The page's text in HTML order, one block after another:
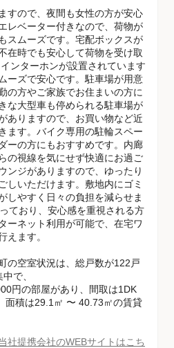
すので、夜間も女性の方が安心
レベーター付きなので、荷物が
スムーズです。宅配ボックスが
在時でも安心して荷物を受け取
ンターホンが設置されています
ーズで安心です。駐車場が用意
の方やご家族でお住まいの方に
な大型車も停められる駐車場が
ありますので、お買い物など近
ます。バイク専用の駐輪スペー
ーの方にもおすすめです。内廊
の視線を気にせず快適にお過ご
ンジがありますので、ゆったり
しいただけます。敷地内にゴミ
しやすく日々の負担を減らせま
ており、安心感を重視される方
ーネット利用が可能で、在宅ワ
えます。
の空室状況は、総戸数が122戸
で、
円の部屋があり、間取は1DK
面積は29.1㎡ 〜 40.73㎡の賃貸
提携会社のWEBサイトはこち